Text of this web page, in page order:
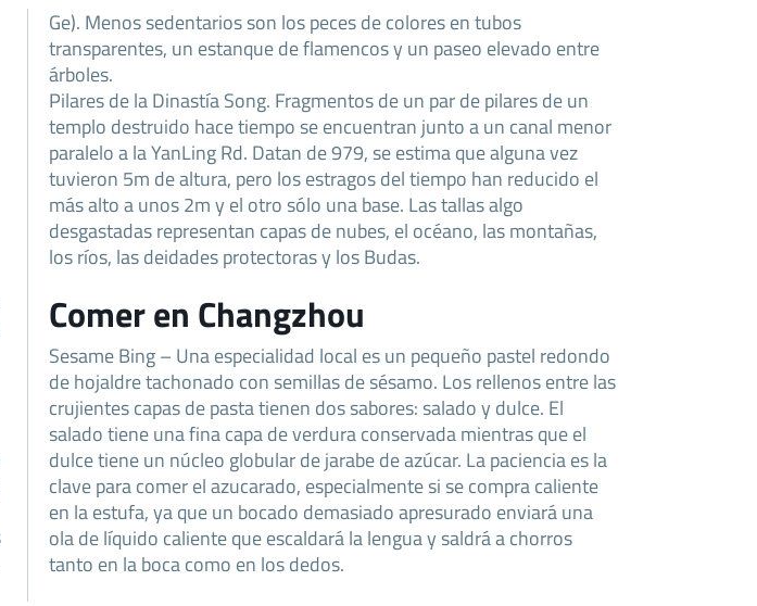
Ge). Menos sedentarios son los peces de colores en tubos
transparentes, un estanque de flamencos y un paseo elevado entre
árboles.
Pilares de la Dinastía Song. Fragmentos de un par de pilares de un
templo destruido hace tiempo se encuentran junto a un canal menor
paralelo a la YanLing Rd. Datan de 979, se estima que alguna vez
tuvieron 5m de altura, pero los estragos del tiempo han reducido el
más alto a unos 2m y el otro sólo una base. Las tallas algo
desgastadas representan capas de nubes, el océano, las montañas,
los ríos, las deidades protectoras y los Budas.
Comer en Changzhou
Sesame Bing – Una especialidad local es un pequeño pastel redondo
de hojaldre tachonado con semillas de sésamo. Los rellenos entre las
crujientes capas de pasta tienen dos sabores: salado y dulce. El
salado tiene una fina capa de verdura conservada mientras que el
dulce tiene un núcleo globular de jarabe de azúcar. La paciencia es la
clave para comer el azucarado, especialmente si se compra caliente
en la estufa, ya que un bocado demasiado apresurado enviará una
ola de líquido caliente que escaldará la lengua y saldrá a chorros
tanto en la boca como en los dedos.